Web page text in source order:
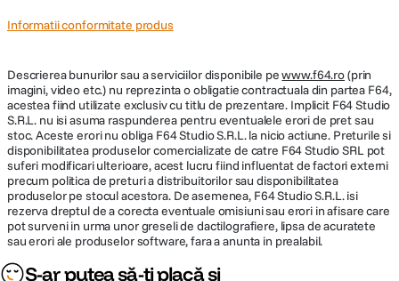
Informatii conformitate produs
Descrierea bunurilor sau a serviciilor disponibile pewww.f64.ro(prin
imagini, video etc.) nu reprezinta o obligatie contractuala din partea F64,
acestea fiind utilizate exclusiv cu titlu de prezentare. Implicit F64 Studio
S.R.L. nu isi asuma raspunderea pentru eventualele erori de pret sau
stoc. Aceste erori nu obliga F64 Studio S.R.L. la nicio actiune. Preturile si
disponibilitatea produselor comercializate de catre F64 Studio SRL pot
suferi modificari ulterioare, acest lucru fiind influentat de factori externi
precum politica de preturi a distribuitorilor sau disponibilitatea
produselor pe stocul acestora. De asemenea, F64 Studio S.R.L. isi
rezerva dreptul de a corecta eventuale omisiuni sau erori in afisare care
pot surveni in urma unor greseli de dactilografiere, lipsa de acuratete
sau erori ale produselor software, fara a anunta in prealabil.
S-ar putea să-ți placă și